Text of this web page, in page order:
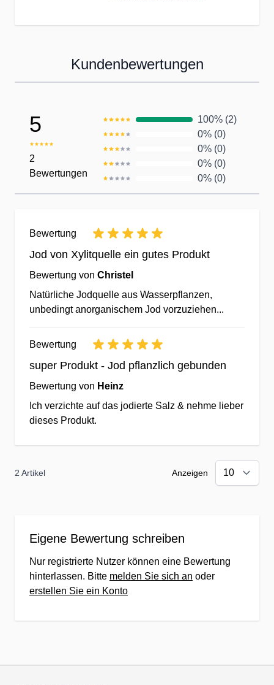
Ernährung unserer Kunden
Persönlicher Kundenservice
Unser qualifiziertes Team
kümmert sich persönlich um
Kundenbetreuung
✔Fragen Sie uns direkt vom
Mobilgerät o. Computer per
Chat-Dialog an.
✔Kauf ohne Risiko - 14 Tage
Rückgaberecht
Der Kunde im Mittelpunkt
prämieren Ihr Feedback zu
✔Für jede Bestellung erhalten
Sie Treueguthaben für Ihre
nächste Bestellung bei uns.
Köpfchen.
Eigenmarken durch weltweiten
Einkauf
testen Sie lieber erst einmal.
Kundenbewertungen
5
2
Bewertungen
100% (2)
0% (0)
0% (0)
0% (0)
0% (0)
Bewertung
Jod von Xylitquelle ein gutes Produkt
Bewertung von Christel
Natürliche Jodquelle aus Wasserpflanzen,
unbedingt anorganischem Jod vorzuziehen...
Bewertung
super Produkt - Jod pflanzlich gebunden
Bewertung von Heinz
Ich verzichte auf das jodierte Salz & nehme lieber
dieses Produkt.
2 Artikel Anzeigen
Eigene Bewertung schreiben
Nur registrierte Nutzer können eine Bewertung
hinterlassen. Bitte melden Sie sich an oder
erstellen Sie ein Konto